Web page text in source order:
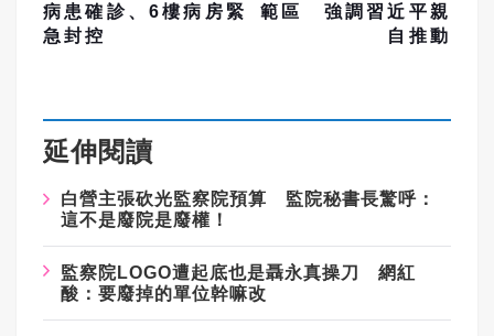
病患確診、6樓病房緊
急封控
範區 強調習近平親
自推動
延伸閱讀
白營主張砍光監察院預算 監院秘書長驚呼：
這不是廢院是廢權！
監察院LOGO遭起底也是聶永真操刀 網紅
酸：要廢掉的單位幹嘛改